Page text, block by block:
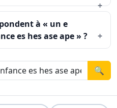
à « un e
es hes ase ape » ?
🔍